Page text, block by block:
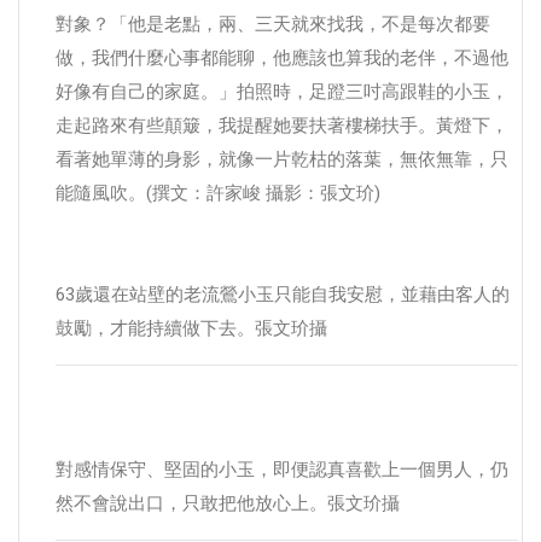
對象？「他是老點，兩、三天就來找我，不是每次都要
做，我們什麼心事都能聊，他應該也算我的老伴，不過他
好像有自己的家庭。」拍照時，足蹬三吋高跟鞋的小玉，
走起路來有些顛簸，我提醒她要扶著樓梯扶手。黃燈下，
看著她單薄的身影，就像一片乾枯的落葉，無依無靠，只
能隨風吹。(撰文：許家峻 攝影：張文玠)
63歲還在站壁的老流鶯小玉只能自我安慰，並藉由客人的
鼓勵，才能持續做下去。張文玠攝
對感情保守、堅固的小玉，即便認真喜歡上一個男人，仍
然不會說出口，只敢把他放心上。張文玠攝